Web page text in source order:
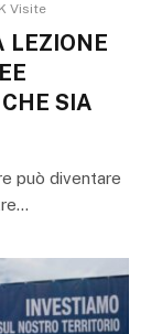
Visite
LEZIONE
SIA
può diventare